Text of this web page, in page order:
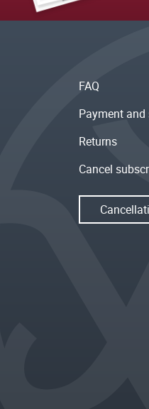
FAQ
Payment
Returns
Cancel